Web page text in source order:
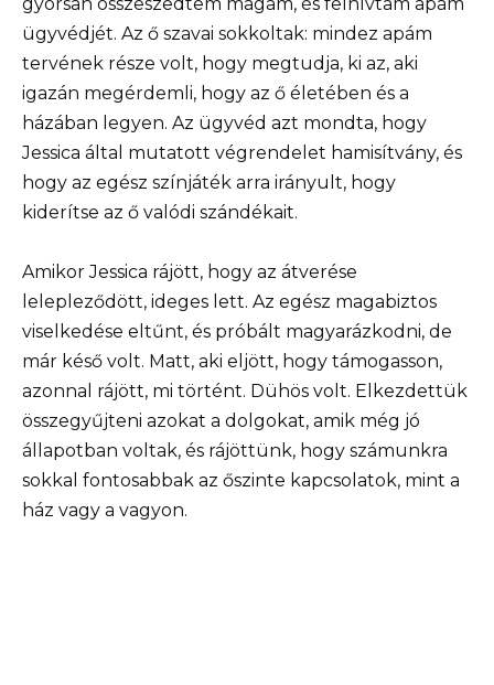
ügyvédjét. Az ő szavai sokkoltak: mindez apám
tervének része volt, hogy megtudja, ki az, aki
igazán megérdemli, hogy az ő életében és a
házában legyen. Az ügyvéd azt mondta, hogy
Jessica által mutatott végrendelet hamisítvány, és
hogy az egész színjáték arra irányult, hogy
kiderítse az ő valódi szándékait.
Amikor Jessica rájött, hogy az átverése
lelepleződött, ideges lett. Az egész magabiztos
viselkedése eltűnt, és próbált magyarázkodni, de
már késő volt. Matt, aki eljött, hogy támogasson,
azonnal rájött, mi történt. Dühös volt. Elkezdettük
összegyűjteni azokat a dolgokat, amik még jó
állapotban voltak, és rájöttünk, hogy számunkra
sokkal fontosabbak az őszinte kapcsolatok, mint a
ház vagy a vagyon.